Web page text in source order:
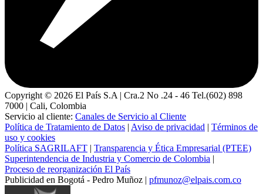
Copyright © 2026 El País S.A | Cra.2 No .24 - 46 Tel.(602) 898
7000 | Cali, Colombia
Servicio al cliente: Canales de Servicio al Cliente
Política de Tratamiento de Datos | Aviso de privacidad | Términos de
uso y cookies
Política SAGRILAFT | Transparencia y Ética Empresarial (PTEE)
Superintendencia de Industria y Comercio de Colombia |
Proceso de reorganización El País
Publicidad en Bogotá - Pedro Muñoz | pfmunoz@elpais.com.co